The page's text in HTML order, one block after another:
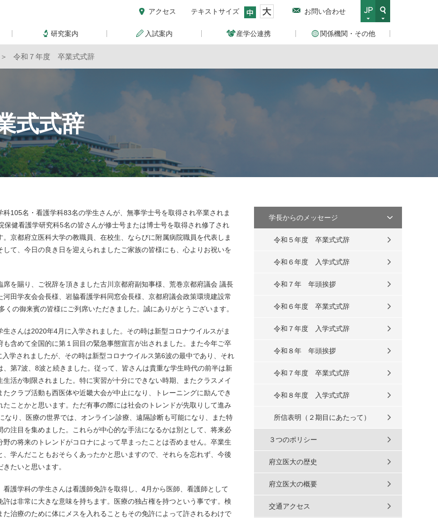
アクセス テキストサイズ お問い合わせ
研究案内 入試案内 産学公連携 関係機関・その他
令和７年度 卒業式式辞
式式辞
105名・看護学科83名の学生さんが、無事学士号を取得され卒業されま
保健看護学研究科5名の皆さんが修士号または博士号を取得され修了され
京都府立医科大学の教職員、在校生、ならびに附属病院職員を代表しま
して、今日の良き日を迎えられましたご家族の皆様にも、心よりお祝いを
を賜り、ご祝辞を頂きました古川京都府副知事様、荒巻京都府議会 議長
田学友会会長様、岩脇看護学科同窓会長様、京都府議会政策環境建設常
の御来賓の皆様にご列席いただきました。誠にありがとうございます。
さんは2020年4月に入学されました。その時は新型コロナウイルスがま
含めて全国的に第１回目の緊急事態宣言が出されました。また今年ご卒
学されましたが、その時は新型コロナウイルス第6波の最中であり、それ
第7波、8波と続きました。従って、皆さんは貴重な学生時代の前半は新
活が制限されました。特に実習が十分にできない時期、またクラスメイ
たクラブ活動も西医体や近畿大会が中止になり、トレーニングに励んでき
ことかと思います。ただ有事の際には社会のトレンドが先取りして進み
なり、医療の世界では、オンライン診療、遠隔診断も可能になり、また特
注目を集めました。これらが中心的な手法になるかは別として、将来必
の将来のトレンドがコロナによって早まったことは否めません。卒業生
学んだこともおそらくあったかと思いますので、それらを忘れず、今後
たいと思います。
護学科の学生さんは看護師免許を取得し、4月から医師、看護師として
は非常に大きな意味を持ちます。医療の独占権を持つという事です。検
治療のために体にメスを入れることもその免許によって許されるわけで
学長からのメッセージ
令和５年度 卒業式式辞
令和６年度 入学式式辞
令和７年 年頭挨拶
令和６年度 卒業式式辞
令和７年度 入学式式辞
令和８年 年頭挨拶
令和７年度 卒業式式辞
令和８年度 入学式式辞
所信表明（２期目にあたって）
３つのポリシー
府立医大の歴史
府立医大の概要
交通アクセス